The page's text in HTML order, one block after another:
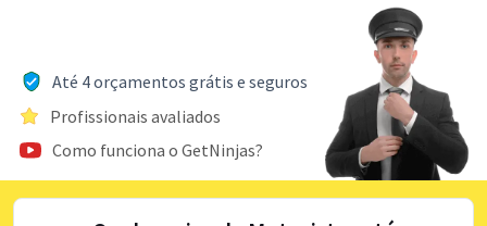
Até 4 orçamentos grátis e seguros
Profissionais avaliados
Como funciona o GetNinjas?